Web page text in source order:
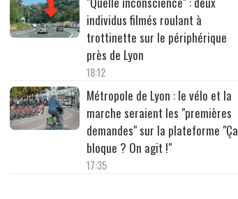
individus filmés roulant à
trottinette sur le périphérique
près de Lyon
18:12
Métropole de Lyon : le vélo et la
marche seraient les "premières
demandes" sur la plateforme "Ça
bloque ? On agit !"
17:35